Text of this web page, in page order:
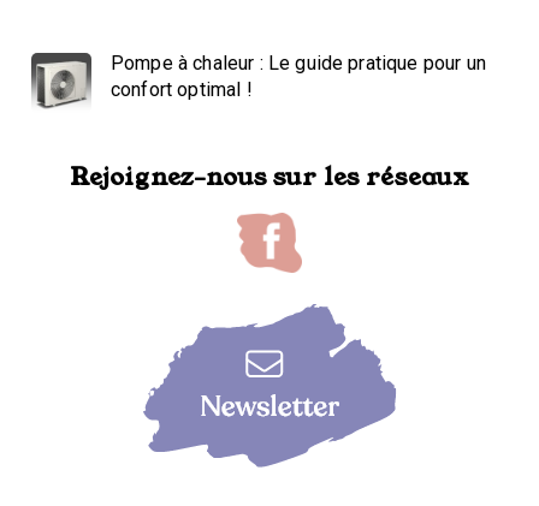
Pompe à chaleur : Le guide pratique pour un
confort optimal !
Rejoignez-nous sur les réseaux